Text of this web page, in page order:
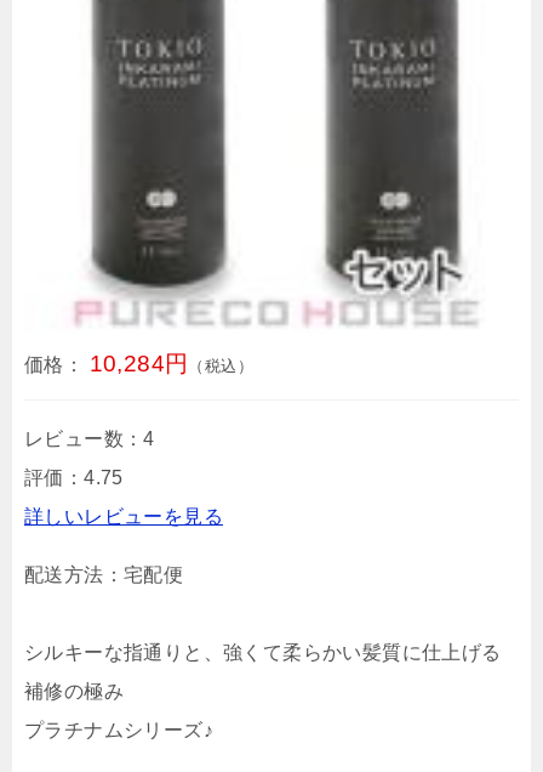
価格： 10,284円 （税込）
レビュー数：4
評価：4.75
詳しいレビューを見る
配送方法：宅配便
シルキーな指通りと、強くて柔らかい髪質に仕上げる
補修の極み
プラチナムシリーズ♪